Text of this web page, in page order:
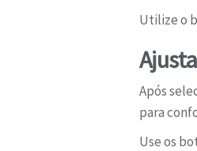
Utilize o
Após
para
Use os